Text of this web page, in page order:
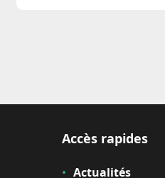
Accès rapides
Actualités